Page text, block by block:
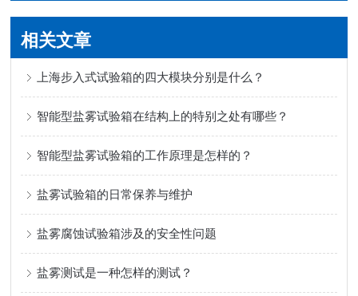
相关文章
上海步入式试验箱的四大模块分别是什么？
智能型盐雾试验箱在结构上的特别之处有哪些？
智能型盐雾试验箱的工作原理是怎样的？
盐雾试验箱的日常保养与维护
盐雾腐蚀试验箱涉及的安全性问题
盐雾测试是一种怎样的测试？